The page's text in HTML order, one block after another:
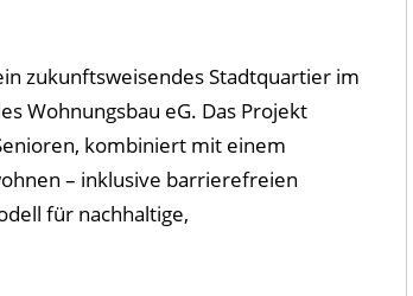
zukunftsweisendes Stadtquartier im
Wohnungsbau eG. Das Projekt
kombiniert mit einem
– inklusive barrierefreien
für nachhaltige,